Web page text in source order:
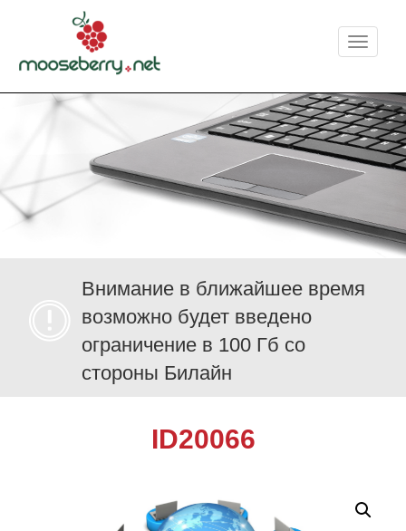
Меню
Внимание в ближайшее время
возможно будет введено
ограничение в 100 Гб со
стороны Билайн
ID20066